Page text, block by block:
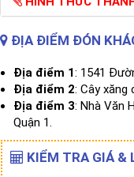
ĐỊA ĐIỂM ĐÓN
Địa điểm 1: 1541
Địa điểm 2: Cây xăng
Địa điểm 3: Nhà Văn
Quận 1.
KIỂM TRA GIÁ &